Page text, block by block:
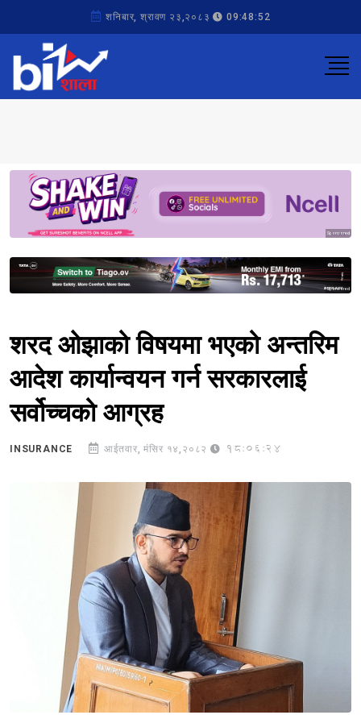
शनिबार, श्रावण २३,२०८३ 09:48:52
Sponsored
Sponsored
शरद ओझाको विषयमा भएको अन्तरिम
आदेश कार्यान्वयन गर्न सरकारलाई
सर्वोच्चको आग्रह
INSURANCE आईतवार, मंसिर १४,२०८२ 18:06:24